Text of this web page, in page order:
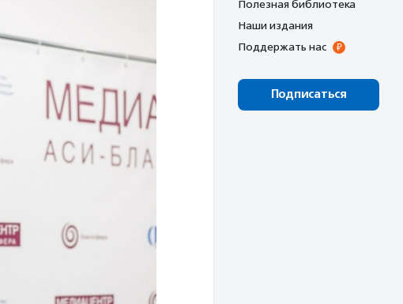
Полезная библиотека
Наши издания
Поддержать нас
Подписаться